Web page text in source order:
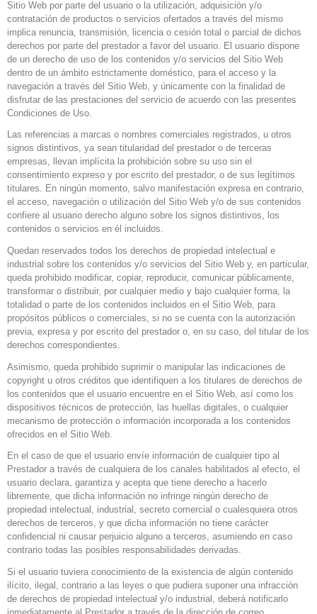
Sitio Web por parte del usuario o la utilización, adquisición y/o
contratación de productos o servicios ofertados a través del mismo
implica renuncia, transmisión, licencia o cesión total o parcial de dichos
derechos por parte del prestador a favor del usuario. El usuario dispone
de un derecho de uso de los contenidos y/o servicios del Sitio Web
dentro de un ámbito estrictamente doméstico, para el acceso y la
navegación a través del Sitio Web, y únicamente con la finalidad de
disfrutar de las prestaciones del servicio de acuerdo con las presentes
Condiciones de Uso.
Las referencias a marcas o nombres comerciales registrados, u otros
signos distintivos, ya sean titularidad del prestador o de terceras
empresas, llevan implícita la prohibición sobre su uso sin el
consentimiento expreso y por escrito del prestador, o de sus legítimos
titulares. En ningún momento, salvo manifestación expresa en contrario,
el acceso, navegación o utilización del Sitio Web y/o de sus contenidos
confiere al usuario derecho alguno sobre los signos distintivos, los
contenidos o servicios en él incluidos.
Quedan reservados todos los derechos de propiedad intelectual e
industrial sobre los contenidos y/o servicios del Sitio Web y, en particular,
queda prohibido modificar, copiar, reproducir, comunicar públicamente,
transformar o distribuir, por cualquier medio y bajo cualquier forma, la
totalidad o parte de los contenidos incluidos en el Sitio Web, para
propósitos públicos o comerciales, si no se cuenta con la autorización
previa, expresa y por escrito del prestador o, en su caso, del titular de los
derechos correspondientes.
Asimismo, queda prohibido suprimir o manipular las indicaciones de
copyright u otros créditos que identifiquen a los titulares de derechos de
los contenidos que el usuario encuentre en el Sitio Web, así como los
dispositivos técnicos de protección, las huellas digitales, o cualquier
mecanismo de protección o información incorporada a los contenidos
ofrecidos en el Sitio Web.
En el caso de que el usuario envíe información de cualquier tipo al
Prestador a través de cualquiera de los canales habilitados al efecto, el
usuario declara, garantiza y acepta que tiene derecho a hacerlo
libremente, que dicha información no infringe ningún derecho de
propiedad intelectual, industrial, secreto comercial o cualesquiera otros
derechos de terceros, y que dicha información no tiene carácter
confidencial ni causar perjuicio alguno a terceros, asumiendo en caso
contrario todas las posibles responsabilidades derivadas.
Si el usuario tuviera conocimiento de la existencia de algún contenido
ilícito, ilegal, contrario a las leyes o que pudiera suponer una infracción
de derechos de propiedad intelectual y/o industrial, deberá notificarlo